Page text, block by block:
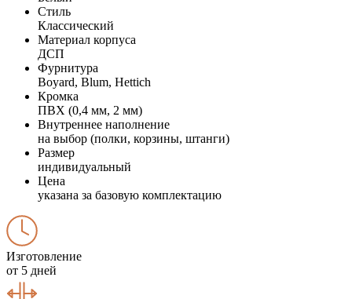
Стиль
Классический
Материал корпуса
ДСП
Фурнитура
Boyard, Blum, Hettich
Кромка
ПВХ (0,4 мм, 2 мм)
Внутреннее наполнение
на выбор (полки, корзины, штанги)
Размер
индивидуальный
Цена
указана за базовую комплектацию
Изготовление
от 5 дней